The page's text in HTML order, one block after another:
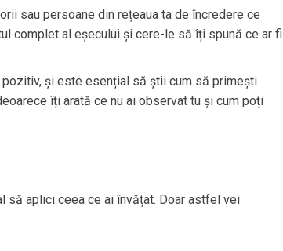
sau persoane din rețeaua ta de încredere ce
complet al eșecului și cere-le să îți spună ce ar fi
și este esențial să știi cum să primești
îți arată ce nu ai observat tu și cum poți
să aplici ceea ce ai învățat. Doar astfel vei